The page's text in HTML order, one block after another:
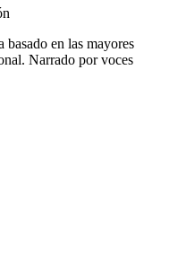
en las mayores
Narrado por voces